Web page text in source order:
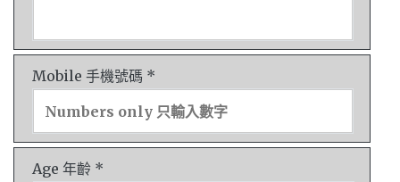
Mobile 手機號碼 *
Age 年齡 *